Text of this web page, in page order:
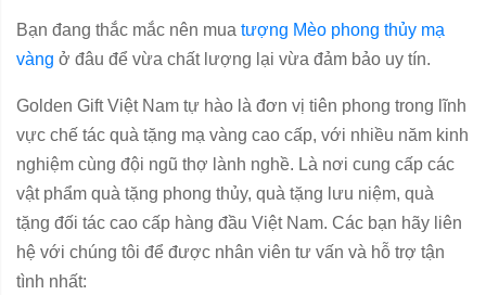
Bạn đang thắc mắc nên mua tượng Mèo phong thủy mạ
vàng ở đâu để vừa chất lượng lại vừa đảm bảo uy tín.
Golden Gift Việt Nam tự hào là đơn vị tiên phong trong lĩnh
vực chế tác quà tặng mạ vàng cao cấp, với nhiều năm kinh
nghiệm cùng đội ngũ thợ lành nghề. Là nơi cung cấp các
vật phẩm quà tặng phong thủy, quà tặng lưu niệm, quà
tặng đối tác cao cấp hàng đầu Việt Nam. Các bạn hãy liên
hệ với chúng tôi để được nhân viên tư vấn và hỗ trợ tận
tình nhất: